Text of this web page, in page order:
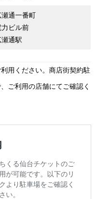
瀬通一番町
力ビル前
瀬通駅
用ください。商店街契約駐
ご利用の店舗にてご確認く